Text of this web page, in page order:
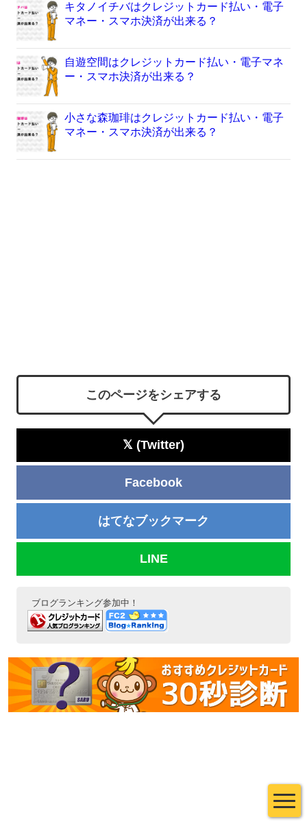
キタノイチバはクレジットカード払い・電子
マネー・スマホ決済が出来る？
自遊空間はクレジットカード払い・電子マネ
ー・スマホ決済が出来る？
小さな森珈琲はクレジットカード払い・電子
マネー・スマホ決済が出来る？
このページをシェアする
𝕏 (Twitter)
Facebook
はてなブックマーク
LINE
ブログランキング参加中！